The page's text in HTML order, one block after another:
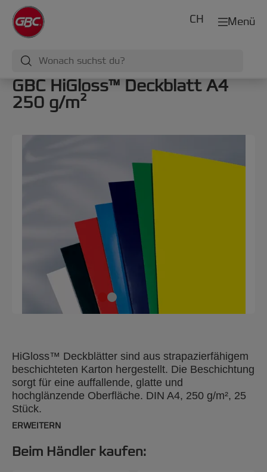
Menü
CH
GBC HiGloss™ Deckblatt A4
250 g/m²
HiGloss™ Deckblätter sind aus strapazierfähigem
beschichteten Karton hergestellt. Die Beschichtung
sorgt für eine auffallende, glatte und
hochglänzende Oberfläche. DIN A4, 250 g/m², 25
Stück.
ERWEITERN
Beim Händler kaufen: